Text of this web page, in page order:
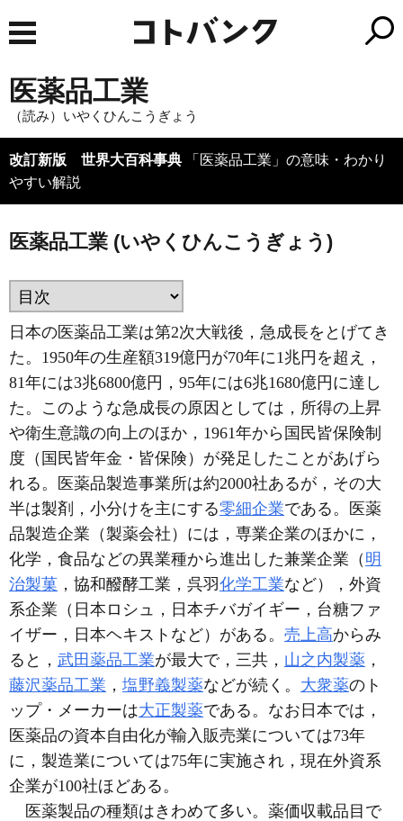
医薬品工業
（読み）いやくひんこうぎょう
改訂新版 世界大百科事典 「医薬品工業」の意味・わかり
やすい解説
医薬品工業 (いやくひんこうぎょう)
日本の医薬品工業は第2次大戦後，急成長をとげてき
た。1950年の生産額319億円が70年に1兆円を超え，
81年には3兆6800億円，95年には6兆1680億円に達し
た。このような急成長の原因としては，所得の上昇
や衛生意識の向上のほか，1961年から国民皆保険制
度（国民皆年金・皆保険）が発足したことがあげら
れる。医薬品製造事業所は約2000社あるが，その大
半は製剤，小分けを主にする零細企業である。医薬
品製造企業（製薬会社）には，専業企業のほかに，
化学，食品などの異業種から進出した兼業企業（ 明
治製菓 ，協和醱酵工業，呉羽化学工業など），外資
系企業（日本ロシュ，日本チバガイギー，台糖ファ
イザー，日本ヘキストなど）がある。 売上高からみ
ると， 武田薬品工業が最大で，三共， 山之内製薬 ，
藤沢薬品工業 ， 塩野義製薬などが続く。 大衆薬のト
ップ・メーカーは大正製薬である。なお日本では，
医薬品の資本自由化が輸入販売業については73年
に，製造業については75年に実施され，現在外資系
企業が100社ほどある。
医薬製品の種類はきわめて多い。薬価収載品目で